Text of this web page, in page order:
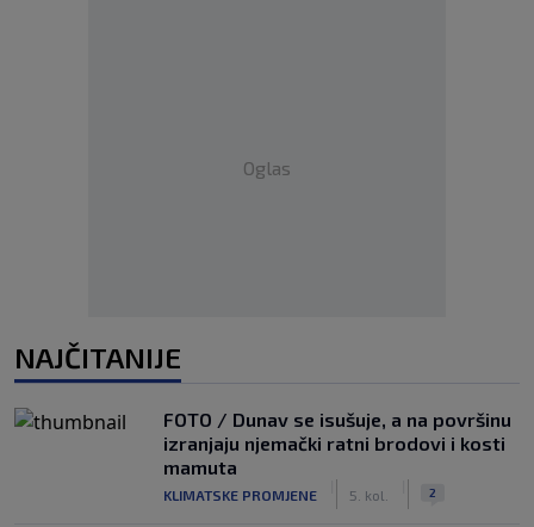
Oglas
NAJČITANIJE
FOTO / Dunav se isušuje, a na površinu
izranjaju njemački ratni brodovi i kosti
mamuta
KLIMATSKE PROMJENE 5. kol. 2